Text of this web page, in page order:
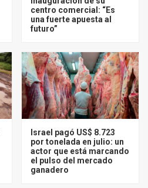
centro comercial: “Es
una fuerte apuesta al
futuro”
Israel pagó US$ 8.723
por tonelada en julio: un
actor que está marcando
el pulso del mercado
ganadero